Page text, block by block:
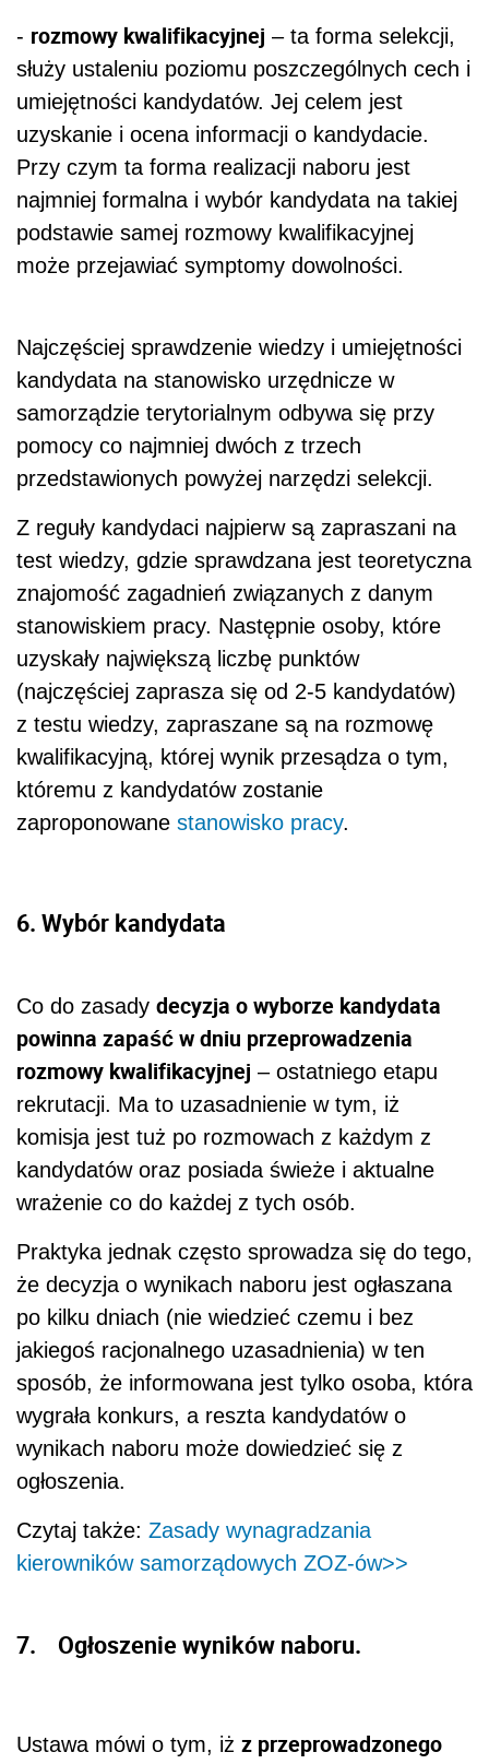
- rozmowy kwalifikacyjnej – ta forma selekcji,
służy ustaleniu poziomu poszczególnych cech i
umiejętności kandydatów. Jej celem jest
uzyskanie i ocena informacji o kandydacie.
Przy czym ta forma realizacji naboru jest
najmniej formalna i wybór kandydata na takiej
podstawie samej rozmowy kwalifikacyjnej
może przejawiać symptomy dowolności.
Najczęściej sprawdzenie wiedzy i umiejętności
kandydata na stanowisko urzędnicze w
samorządzie terytorialnym odbywa się przy
pomocy co najmniej dwóch z trzech
przedstawionych powyżej narzędzi selekcji.
Z reguły kandydaci najpierw są zapraszani na
test wiedzy, gdzie sprawdzana jest teoretyczna
znajomość zagadnień związanych z danym
stanowiskiem pracy. Następnie osoby, które
uzyskały największą liczbę punktów
(najczęściej zaprasza się od 2-5 kandydatów)
z testu wiedzy, zapraszane są na rozmowę
kwalifikacyjną, której wynik przesądza o tym,
któremu z kandydatów zostanie
zaproponowane stanowisko pracy.
6. Wybór kandydata
Co do zasady decyzja o wyborze kandydata
powinna zapaść w dniu przeprowadzenia
rozmowy kwalifikacyjnej – ostatniego etapu
rekrutacji. Ma to uzasadnienie w tym, iż
komisja jest tuż po rozmowach z każdym z
kandydatów oraz posiada świeże i aktualne
wrażenie co do każdej z tych osób.
Praktyka jednak często sprowadza się do tego,
że decyzja o wynikach naboru jest ogłaszana
po kilku dniach (nie wiedzieć czemu i bez
jakiegoś racjonalnego uzasadnienia) w ten
sposób, że informowana jest tylko osoba, która
wygrała konkurs, a reszta kandydatów o
wynikach naboru może dowiedzieć się z
ogłoszenia.
Czytaj także: Zasady wynagradzania
kierowników samorządowych ZOZ-ów>>
7. Ogłoszenie wyników naboru.
Ustawa mówi o tym, iż z przeprowadzonego